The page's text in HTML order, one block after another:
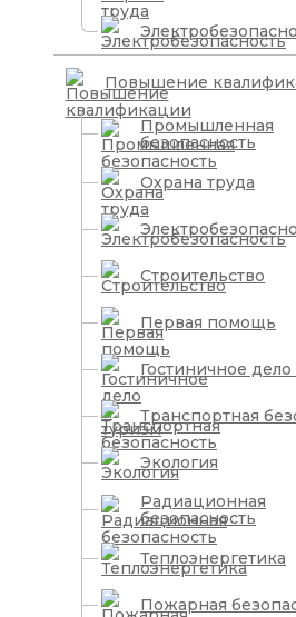
Повышение
Промышленная
безопасность
Охрана труда
Строительство
Первая помощь
Гостиничное
Транспортная
Экология
Радиационная
безопасность
Теплоэнергетика
Пожарная